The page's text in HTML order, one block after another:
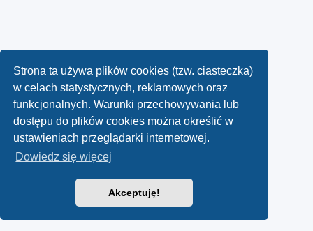
Strona ta używa plików cookies (tzw. ciasteczka)
w celach statystycznych, reklamowych oraz
funkcjonalnych. Warunki przechowywania lub
dostępu do plików cookies można określić w
ustawieniach przeglądarki internetowej.
Dowiedz się więcej
Akceptuję!